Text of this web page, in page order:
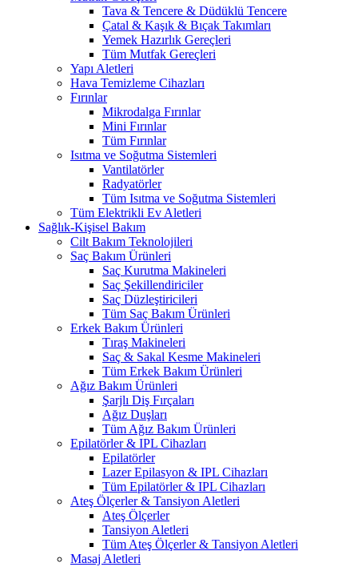
Tava & Tencere & Düdüklü Tencere
Çatal & Kaşık & Bıçak Takımları
Yemek Hazırlık Gereçleri
Tüm Mutfak Gereçleri
Yapı Aletleri
Hava Temizleme Cihazları
Fırınlar
Mikrodalga Fırınlar
Mini Fırınlar
Tüm Fırınlar
Isıtma ve Soğutma Sistemleri
Vantilatörler
Radyatörler
Tüm Isıtma ve Soğutma Sistemleri
Tüm Elektrikli Ev Aletleri
Sağlık-Kişisel Bakım
Cilt Bakım Teknolojileri
Saç Bakım Ürünleri
Saç Kurutma Makineleri
Saç Şekillendiriciler
Saç Düzleştiricileri
Tüm Saç Bakım Ürünleri
Erkek Bakım Ürünleri
Tıraş Makineleri
Saç & Sakal Kesme Makineleri
Tüm Erkek Bakım Ürünleri
Ağız Bakım Ürünleri
Şarjlı Diş Fırçaları
Ağız Duşları
Tüm Ağız Bakım Ürünleri
Epilatörler & IPL Cihazları
Epilatörler
Lazer Epilasyon & IPL Cihazları
Tüm Epilatörler & IPL Cihazları
Ateş Ölçerler & Tansiyon Aletleri
Ateş Ölçerler
Tansiyon Aletleri
Tüm Ateş Ölçerler & Tansiyon Aletleri
Masaj Aletleri